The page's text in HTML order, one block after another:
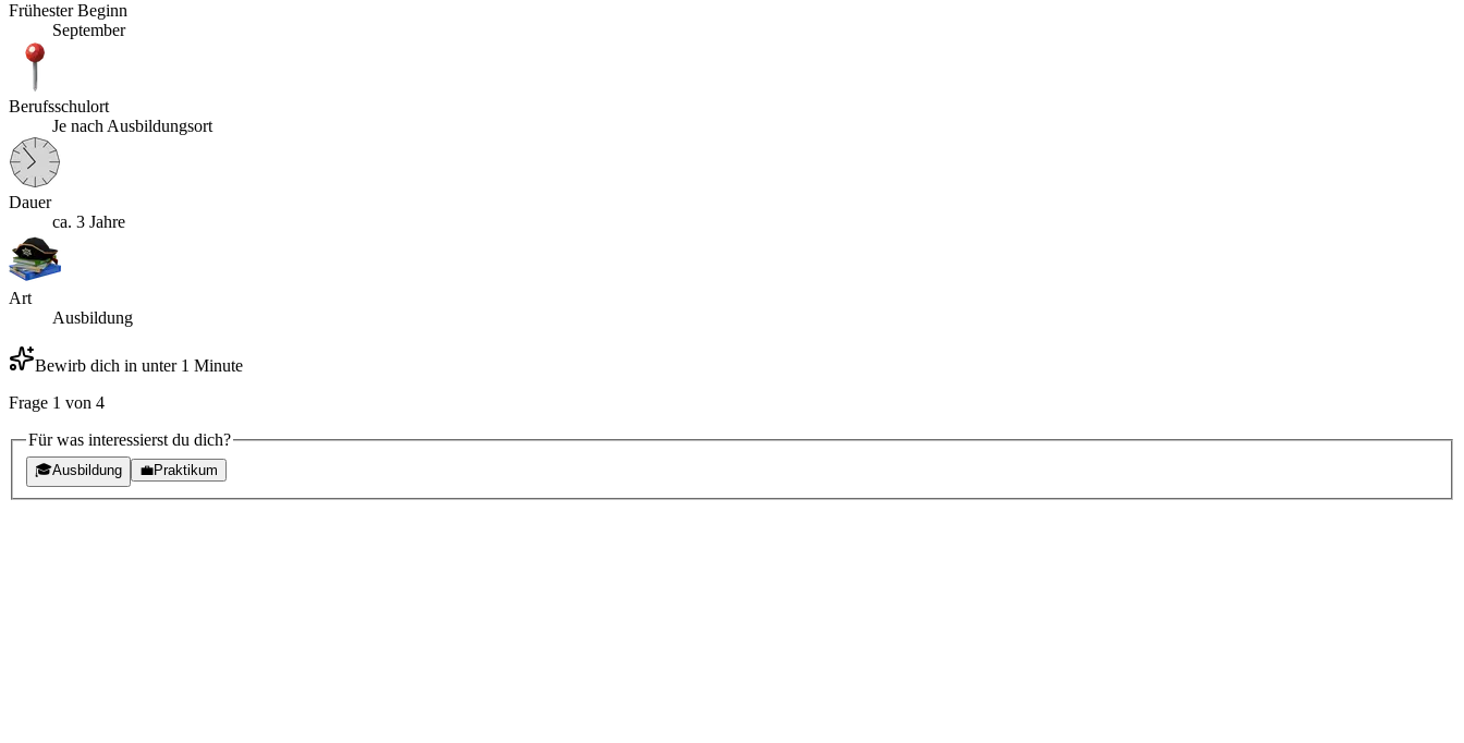
Frühester Beginn
September
Berufsschulort
Je nach Ausbildungsort
Dauer
ca. 3 Jahre
Art
Ausbildung
Bewirb dich in unter 1 Minute
Frage 1 von 4
Für was interessierst du dich?
🎓Ausbildung 💼Praktikum